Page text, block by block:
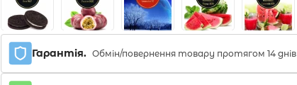
Гарантія. Обмін/повернення товару протягом 14 днів